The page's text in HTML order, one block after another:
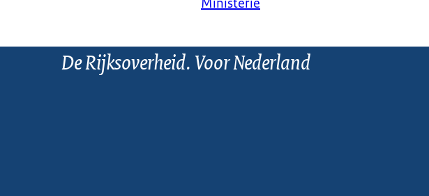
De Rijksoverheid. Voor Nederland